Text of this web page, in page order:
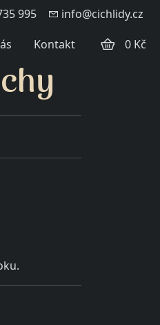
995
info@cichlidy.cz
Kontakt 0 Kč